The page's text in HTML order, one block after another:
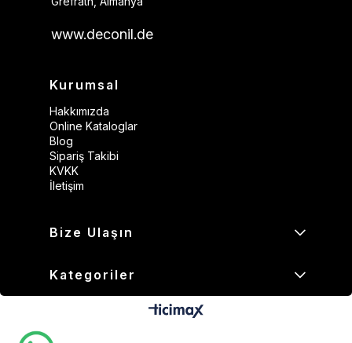
www.deconil.de
Kurumsal
Hakkımızda
Online Kataloglar
Blog
Sipariş Takibi
KVKK
İletişim
Bize Ulaşın
Kategoriler